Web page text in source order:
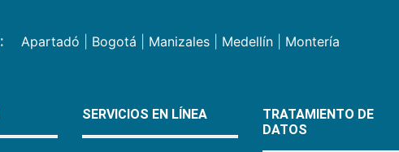
Apartadó Bogotá Manizales| Medellín| Montería
SERVICIOS EN LÍNEA
TRATAMIENTO DE
DATOS